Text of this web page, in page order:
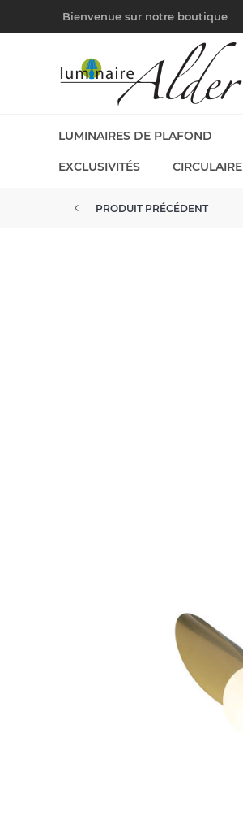
Bienvenue sur notre boutique
LUMINAIRES DE PLAFOND
EXCLUSIVITÉS CIRCULAIRE
PRODUIT PRÉCÉDENT